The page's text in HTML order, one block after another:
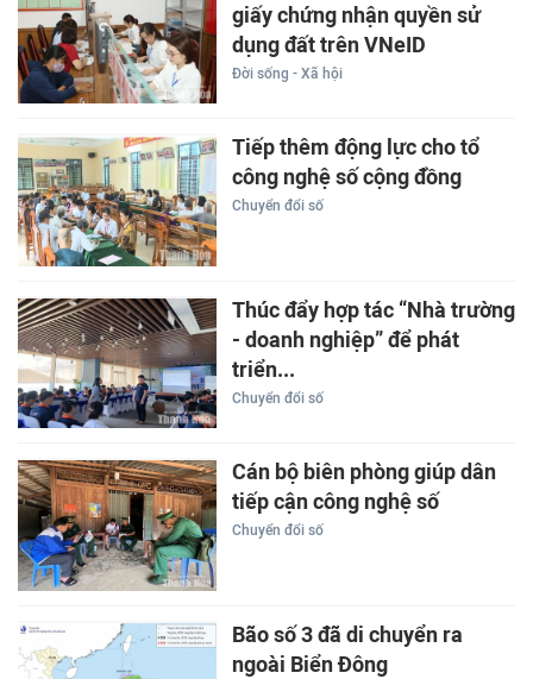
giấy chứng nhận quyền sử
dụng đất trên VNeID
Đời sống - Xã hội
Tiếp thêm động lực cho tổ
công nghệ số cộng đồng
Chuyển đổi số
Thúc đẩy hợp tác “Nhà trường
- doanh nghiệp” để phát
triển...
Chuyển đổi số
Cán bộ biên phòng giúp dân
tiếp cận công nghệ số
Chuyển đổi số
Bão số 3 đã di chuyển ra
ngoài Biển Đông